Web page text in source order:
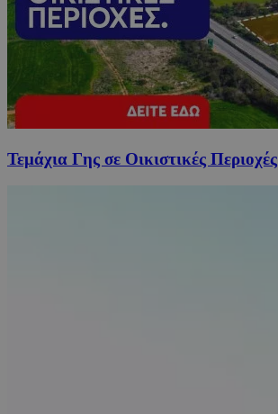
Τεμάχια Γης σε Οικιστικές Περιοχές